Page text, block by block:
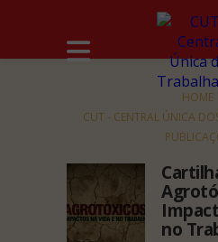
HOME
CUT - CENTRAL ÚNICA
no